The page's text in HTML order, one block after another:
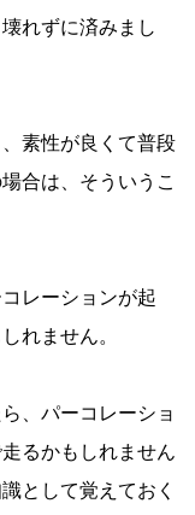
れずに済みまし
素性が良くて普段
合は、そういうこ
レーションが起
れません。
、パーコレーショ
るかもしれません
として覚えておく